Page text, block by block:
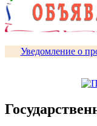
Уведомление о